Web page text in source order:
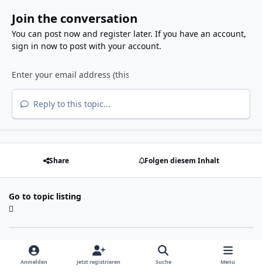
Join the conversation
You can post now and register later. If you have an account,
sign in nowto post with your account.
Reply to this topic...
Share Folgen diesem Inhalt
Go to topic listing
Anmelden Jetzt registrieren Suche Menu